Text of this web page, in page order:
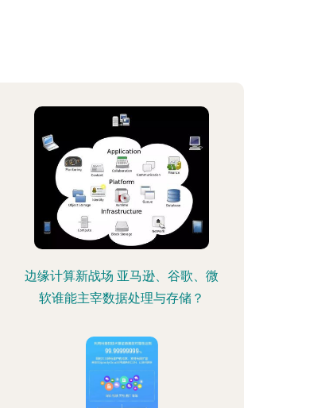
边缘计算新战场 亚马逊、谷歌、微
软谁能主宰数据处理与存储？